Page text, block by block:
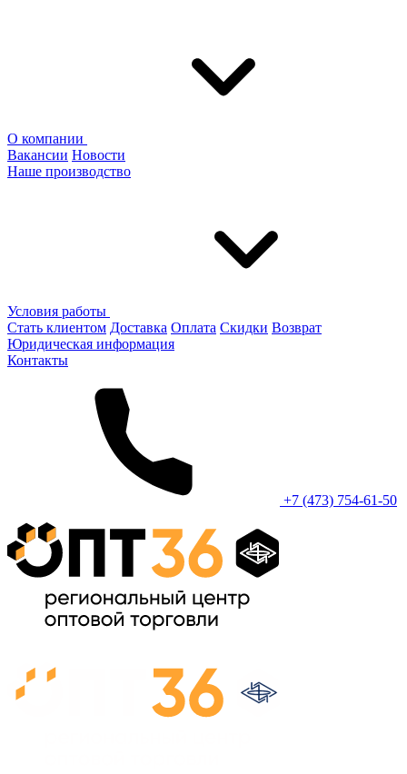
О компании
Вакансии Новости
Наше производство
Условия работы
Стать клиентом Доставка Оплата Скидки Возврат
Юридическая информация
Контакты
+7 (473) 754-61-50